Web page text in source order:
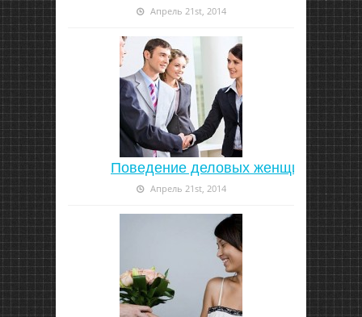
Апрель 21st, 2014
Поведение деловых женщин
Апрель 21st, 2014